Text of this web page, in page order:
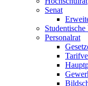
Senat
Personalrat